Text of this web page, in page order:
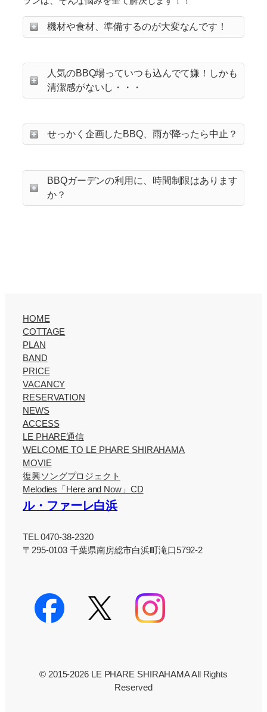
機材や食材、準備するのが大変なんです！
人気のBBQ場っていつも込んでて嫌！しかも
清潔感がないし・・・
せっかく企画したBBQ、雨が降ったら中止？
BBQガーデンの利用に、時間制限はあります
か？
HOME
COTTAGE
PLAN
BAND
PRICE
VACANCY
RESERVATION
NEWS
ACCESS
LE PHARE通信
WELCOME TO LE PHARE SHIRAHAMA
MOVIE
復興ソングプロジェクト
Melodies「Here and Now」CD
ル・ファーレ白浜
TEL 0470-38-2320
〒295-0103 千葉県南房総市白浜町滝口5792-2
© 2015-2026 LE PHARE SHIRAHAMA All Rights
Reserved